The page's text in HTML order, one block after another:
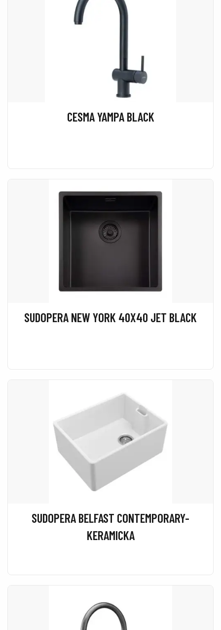
CESMA YAMPA BLACK
SUDOPERA NEW YORK 40X40 JET BLACK
SUDOPERA BELFAST CONTEMPORARY-
KERAMICKA